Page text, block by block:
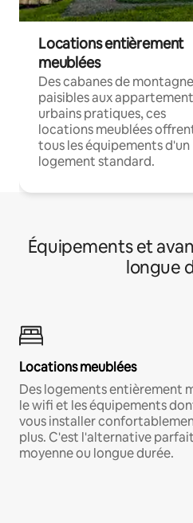
Locations entièrement
meublées
Des cabanes de montagne
paisibles aux
urbains pratiques, ces
locations meublées
tous les équipements d'un
logement standard.
Équipements et
longue
Locations meublées
Des logements entièrement
le wifi et les équipements
vous installer
plus. C'est l'alternative
moyenne ou longue durée.